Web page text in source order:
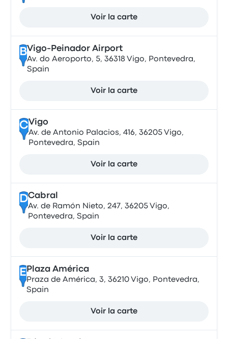
Voir la carte
BVigo-Peinador Airport
Av. do Aeroporto, 5, 36318 Vigo, Pontevedra,
Spain
Voir la carte
CVigo
Av. de Antonio Palacios, 416, 36205 Vigo,
Pontevedra, Spain
Voir la carte
DCabral
Av. de Ramón Nieto, 247, 36205 Vigo,
Pontevedra, Spain
Voir la carte
E Plaza América
Praza de América, 3, 36210 Vigo, Pontevedra,
Spain
Voir la carte